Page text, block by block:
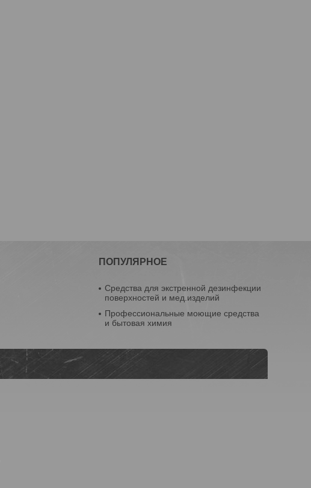
ПОПУЛЯРНОЕ
Средства для экстренной дезинфекции
поверхностей и мед.изделий
Профессиональные моющие средства
и бытовая химия